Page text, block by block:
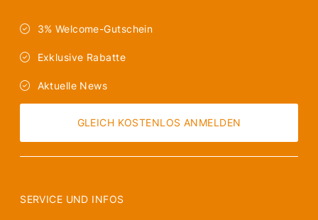
3% Welcome-Gutschein
Exklusive Rabatte
Aktuelle News
GLEICH KOSTENLOS ANMELDEN
SERVICE UND INFOS